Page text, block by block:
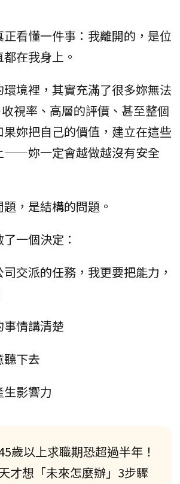
看懂一件事：我離開的，是位
在我身上。
境裡，其實充滿了很多妳無法
視率、高層的評價、甚至整個
妳把自己的價值，建立在這些
——妳一定會越做越沒有安全
，是結構的問題。
一個決定：
交派的任務，我更要把能力，
情講清楚
下去
影響力
歲以上求職期恐超過半年！
才想「未來怎麼辦」3步驟